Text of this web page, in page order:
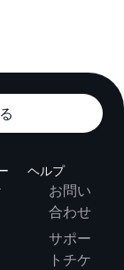
ヘルプ
お問い
合わせ
サポー
トチケ